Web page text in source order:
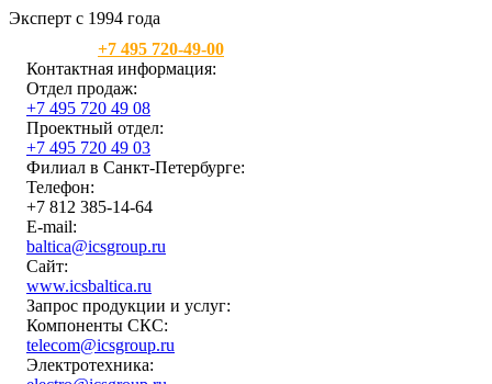
Эксперт с 1994 года
+7 495 720-49-00
Контактная информация:
Отдел продаж:
+7 495 720 49 08
Проектный отдел:
+7 495 720 49 03
Филиал в Санкт-Петербурге:
Телефон:
+7 812 385-14-64
E-mail:
baltica@icsgroup.ru
Сайт:
www.icsbaltica.ru
Запрос продукции и услуг:
Компоненты СКС:
telecom@icsgroup.ru
Электротехника: